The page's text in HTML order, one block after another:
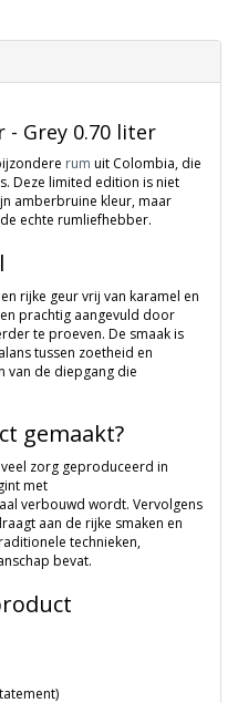
- Grey 0.70 liter
rum uit Colombia, die
Deze limited edition is niet
amberbruine kleur, maar
echte rumliefhebber.
rijke geur vrij van karamel en
prachtig aangevuld door
te proeven. De smaak is
tussen zoetheid en
van de diepgang die
gemaakt?
zorg geproduceerd in
met
verbouwd wordt. Vervolgens
aan de rijke smaken en
technieken,
bevat.